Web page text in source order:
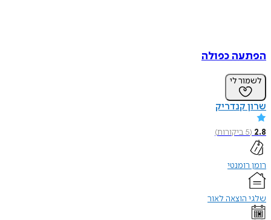
הפתעה כפולה
לשמור לי
שרון קנדריק
2.8
(
5ביקורות)
רומן רומנטי
שלגי הוצאה לאור